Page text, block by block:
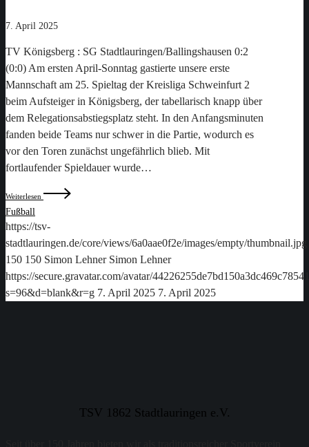
7. April 2025
TV Königsberg : SG Stadtlauringen/Ballingshausen 0:2
(0:0) Am ersten April-Sonntag gastierte unsere erste
Mannschaft am 25. Spieltag der Kreisliga Schweinfurt 2
beim Aufsteiger in Königsberg, der tabellarisch knapp über
dem Relegationsabstiegsplatz steht. In den Anfangsminuten
fanden beide Teams nur schwer in die Partie, wodurch es
vor den Toren zunächst ungefährlich blieb. Mit
fortlaufender Spieldauer wurde…
Weiterlesen
Fußball
https://tsv-
stadtlauringen.de/core/views/6a0aae0f2e/images/empty/thumbnail.jpg
150 150 Simon Lehner Simon Lehner
https://secure.gravatar.com/avatar/
s=96&d=blank&r=g 7. April 2025 7. April 2025
TSV 1862 Stadtlauringen e.V.